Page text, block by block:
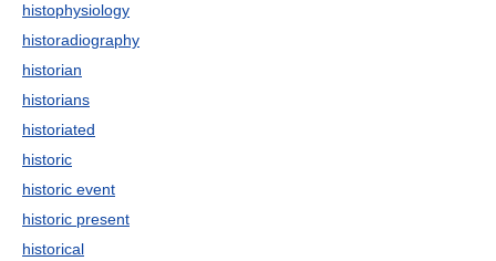
histophysiology
historadiography
historian
historians
historiated
historic
historic event
historic present
historical